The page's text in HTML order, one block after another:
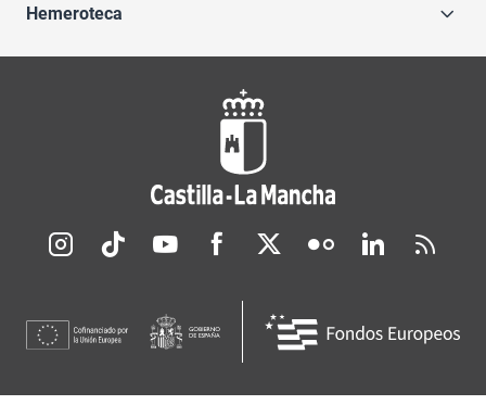
Hemeroteca
Redes sociales JCCM